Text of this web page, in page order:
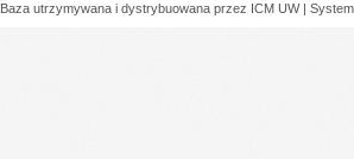
Baza utrzymywana i dystrybuowana przez ICM UW |